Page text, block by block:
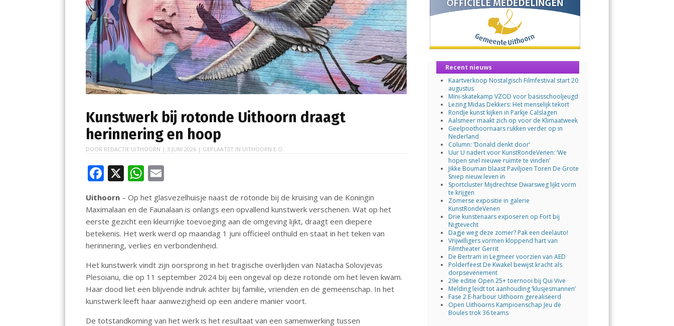
Kunstwerk bij rotonde Uithoorn draagt
herinnering en hoop
DOOR REDACTIE UITHOORN |3 JUNI 2026 | GEPLAATST IN UITHOORN E.O.
F
ac
e
b
o
o
k
X W
h
at
s
A
p
p
ai
l
Uithoorn – Op het glasvezelhuisje naast de rotonde bij de kruising van de Koningin
Maximalaan en de Faunalaan is onlangs een opvallend kunstwerk verschenen. Wat op het
eerste gezicht een kleurrijke toevoeging aan de omgeving lijkt, draagt een diepere
betekenis. Het werk werd op maandag 1 juni officieel onthuld en staat in het teken van
herinnering, verlies en verbondenheid.
Het kunstwerk vindt zijn oorsprong in het tragische overlijden van Natacha Solovjevas
Plesoianu, die op 11 september 2024 bij een ongeval op deze rotonde om het leven kwam.
Haar dood liet een blijvende indruk achter bij familie, vrienden en de gemeenschap. In het
kunstwerk leeft haar aanwezigheid op een andere manier voort.
De totstandkoming van het werk is het resultaat van een samenwerking tussen
Recent nieuws
Kaartverkoop Nostalgisch Filmfestival start 20
augustus
Mini-skatekamp VZOD voor basisschooljeugd
Lezing Midas Dekkers: Het menselijk tekort
Rondje kunst kijken in Parkje Calslagen
Aalsmeer maakt zich op voor de Klimaatweek
Geelpoothoornaars rukken verder op in
Nederland
Column: ‘Donald denkt door’
Uur U nadert voor KunstRondeVenen: ‘We
hopen snel nieuwe ruimte te vinden’
Jikke Bouman blaast Paviljoen Toren De Grote
Sniep nieuw leven in
Sportcluster Mijdrechtse Dwarsweg lijkt vorm
te krijgen
Zomerse expositie in galerie
KunstRondeVenen
Drie kunstenaars exposeren op Fort bij
Nigtevecht
Dagje weg deze zomer? Pak een deelauto!
Vrijwilligers vormen kloppend hart van
Filmtheater Gerrit
De Bertram in Legmeer voorzien van AED
Polderfeest De Kwakel bewijst kracht als
dorpsevenement
29e editie Open 25+ toernooi bij Qui Vive
Melding leidt tot aanhouding ‘klusjesmannen’
Fase 2 E-harbour Uithoorn gerealiseerd
Open Uithoorns Kampioenschap Jeu de
Boules trok 36 teams